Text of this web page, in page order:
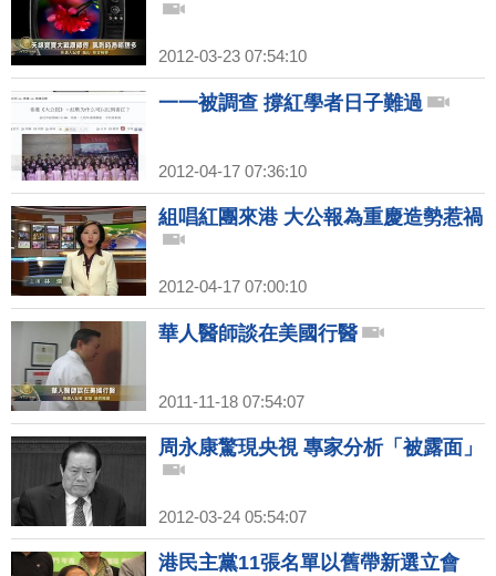
2012-03-23 07:54:10
一一被調查 撐紅學者日子難過
2012-04-17 07:36:10
組唱紅團來港 大公報為重慶造勢惹禍
2012-04-17 07:00:10
華人醫師談在美國行醫
2011-11-18 07:54:07
周永康驚現央視 專家分析「被露面」
2012-03-24 05:54:07
港民主黨11張名單以舊帶新選立會